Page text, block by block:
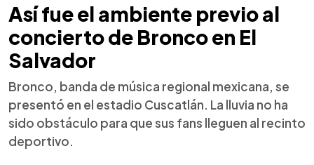
Así fue el ambiente previo al
concierto de Bronco en El
Salvador
Bronco, banda de música regional mexicana, se
presentó en el estadio Cuscatlán. La lluvia no ha
sido obstáculo para que sus fans lleguen al recinto
deportivo.